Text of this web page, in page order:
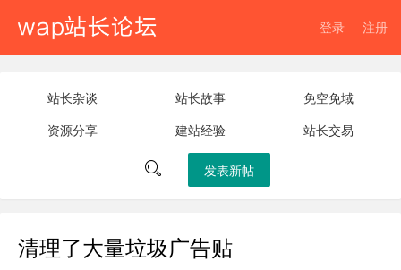
登录 注册
站长杂谈 站长故事
免空免域
资源分享
建站经验 站长交易
 发表新帖
清理了大量垃圾广告贴